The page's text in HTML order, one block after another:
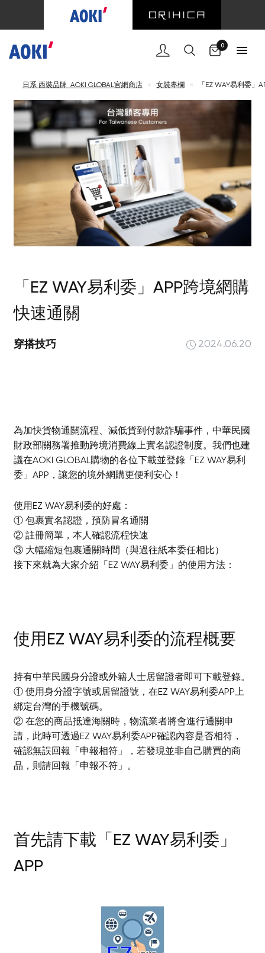
0
日系 西裝品牌 AOKI GLOBAL官網商店 < 女裝專欄 < 「EZ WAY易利委」
「EZ WAY易利委」APP跨境網購
快速通關
穿搭技巧 2024.06.20
為加快貨物通關流程、減低貨到付款詐騙事件，中華民國
財政部關務署推動跨境消費線上實名認證制度。我們也建
議在AOKI GLOBAL購物的各位下載並登錄「EZ WAY易利
委」APP，讓您的境外網購更便利安心！
使用EZ WAY易利委的好處：
① 包裹實名認證，預防冒名通關
② 註冊簡單，本人確認流程快速
③ 大幅縮短包裹通關時間（與過往紙本委任相比）
接下來就為大家介紹「EZ WAY易利委」的使用方法：
使用EZ WAY易利委的流程概要
持有中華民國身分證或外籍人士居留證者即可下載登錄。
① 使用身分證字號或居留證號，在EZ WAY易利委APP上
綁定台灣的手機號碼。
② 在您的商品抵達海關時，物流業者將會進行通關申
請，此時可透過EZ WAY易利委APP確認內容是否相符，
確認無誤回報「申報相符」，若發現並非自己購買的商
品，則請回報「申報不符」。
首先請下載「EZ WAY易利委」
APP